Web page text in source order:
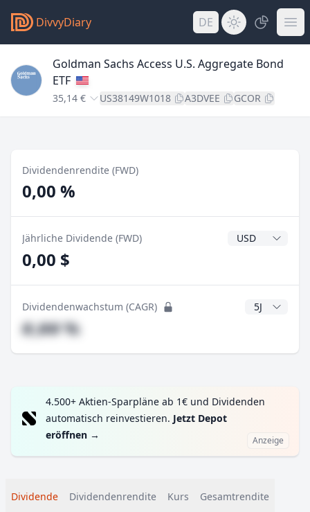
DivvyDiary DE
Goldman Sachs Access U.S. Aggregate Bond
ETF
35,14 € US38149W1018 A3DVEE GCOR
Dividendenrendite (FWD)
0,00 %
Jährliche Dividende (FWD)
0,00 $
Dividendenwachstum (CAGR) CAGR Jahre
#,## %
4.500+ Aktien-Sparpläne ab 1€ und Dividenden
automatisch reinvestieren. Jetzt Depot
eröffnen → Anzeige
Dividende Dividendenrendite Kurs Gesamtrendite